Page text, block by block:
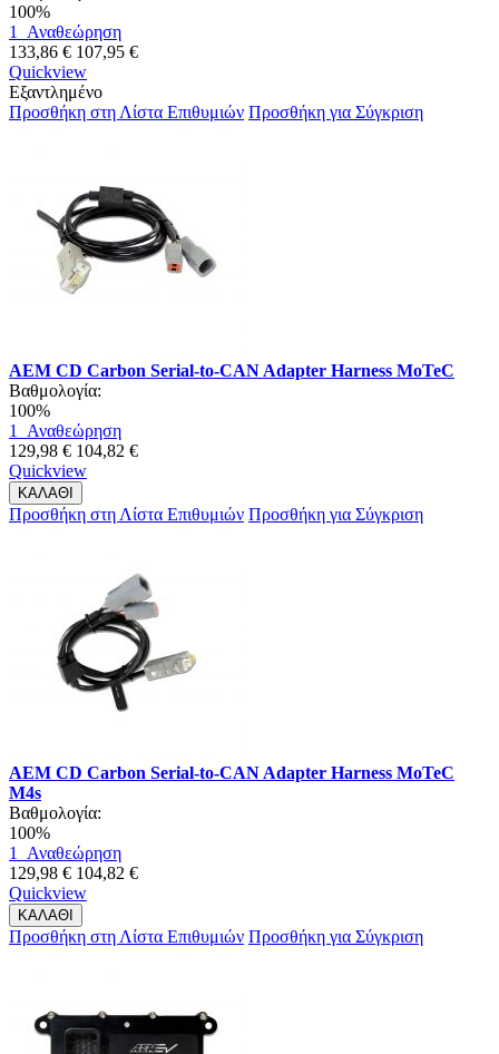
100%
1 Αναθεώρηση
133,86 € 107,95 €
Quickview
Εξαντλημένο
Προσθήκη στη Λίστα Επιθυμιών Προσθήκη για Σύγκριση
AEM CD Carbon Serial-to-CAN Adapter Harness MoTeC
Βαθμολογία:
100%
1 Αναθεώρηση
129,98 € 104,82 €
Quickview
ΚΑΛΑΘΙ
Προσθήκη στη Λίστα Επιθυμιών Προσθήκη για Σύγκριση
AEM CD Carbon Serial-to-CAN Adapter Harness MoTeC
M4s
Βαθμολογία:
100%
1 Αναθεώρηση
129,98 € 104,82 €
Quickview
ΚΑΛΑΘΙ
Προσθήκη στη Λίστα Επιθυμιών Προσθήκη για Σύγκριση